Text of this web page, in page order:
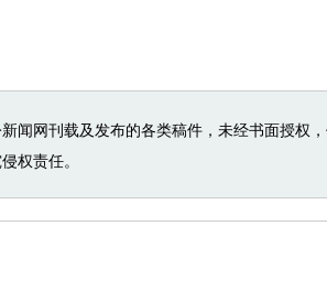
闻网刊载及发布的各类稿件，未经书面授权，
权责任。